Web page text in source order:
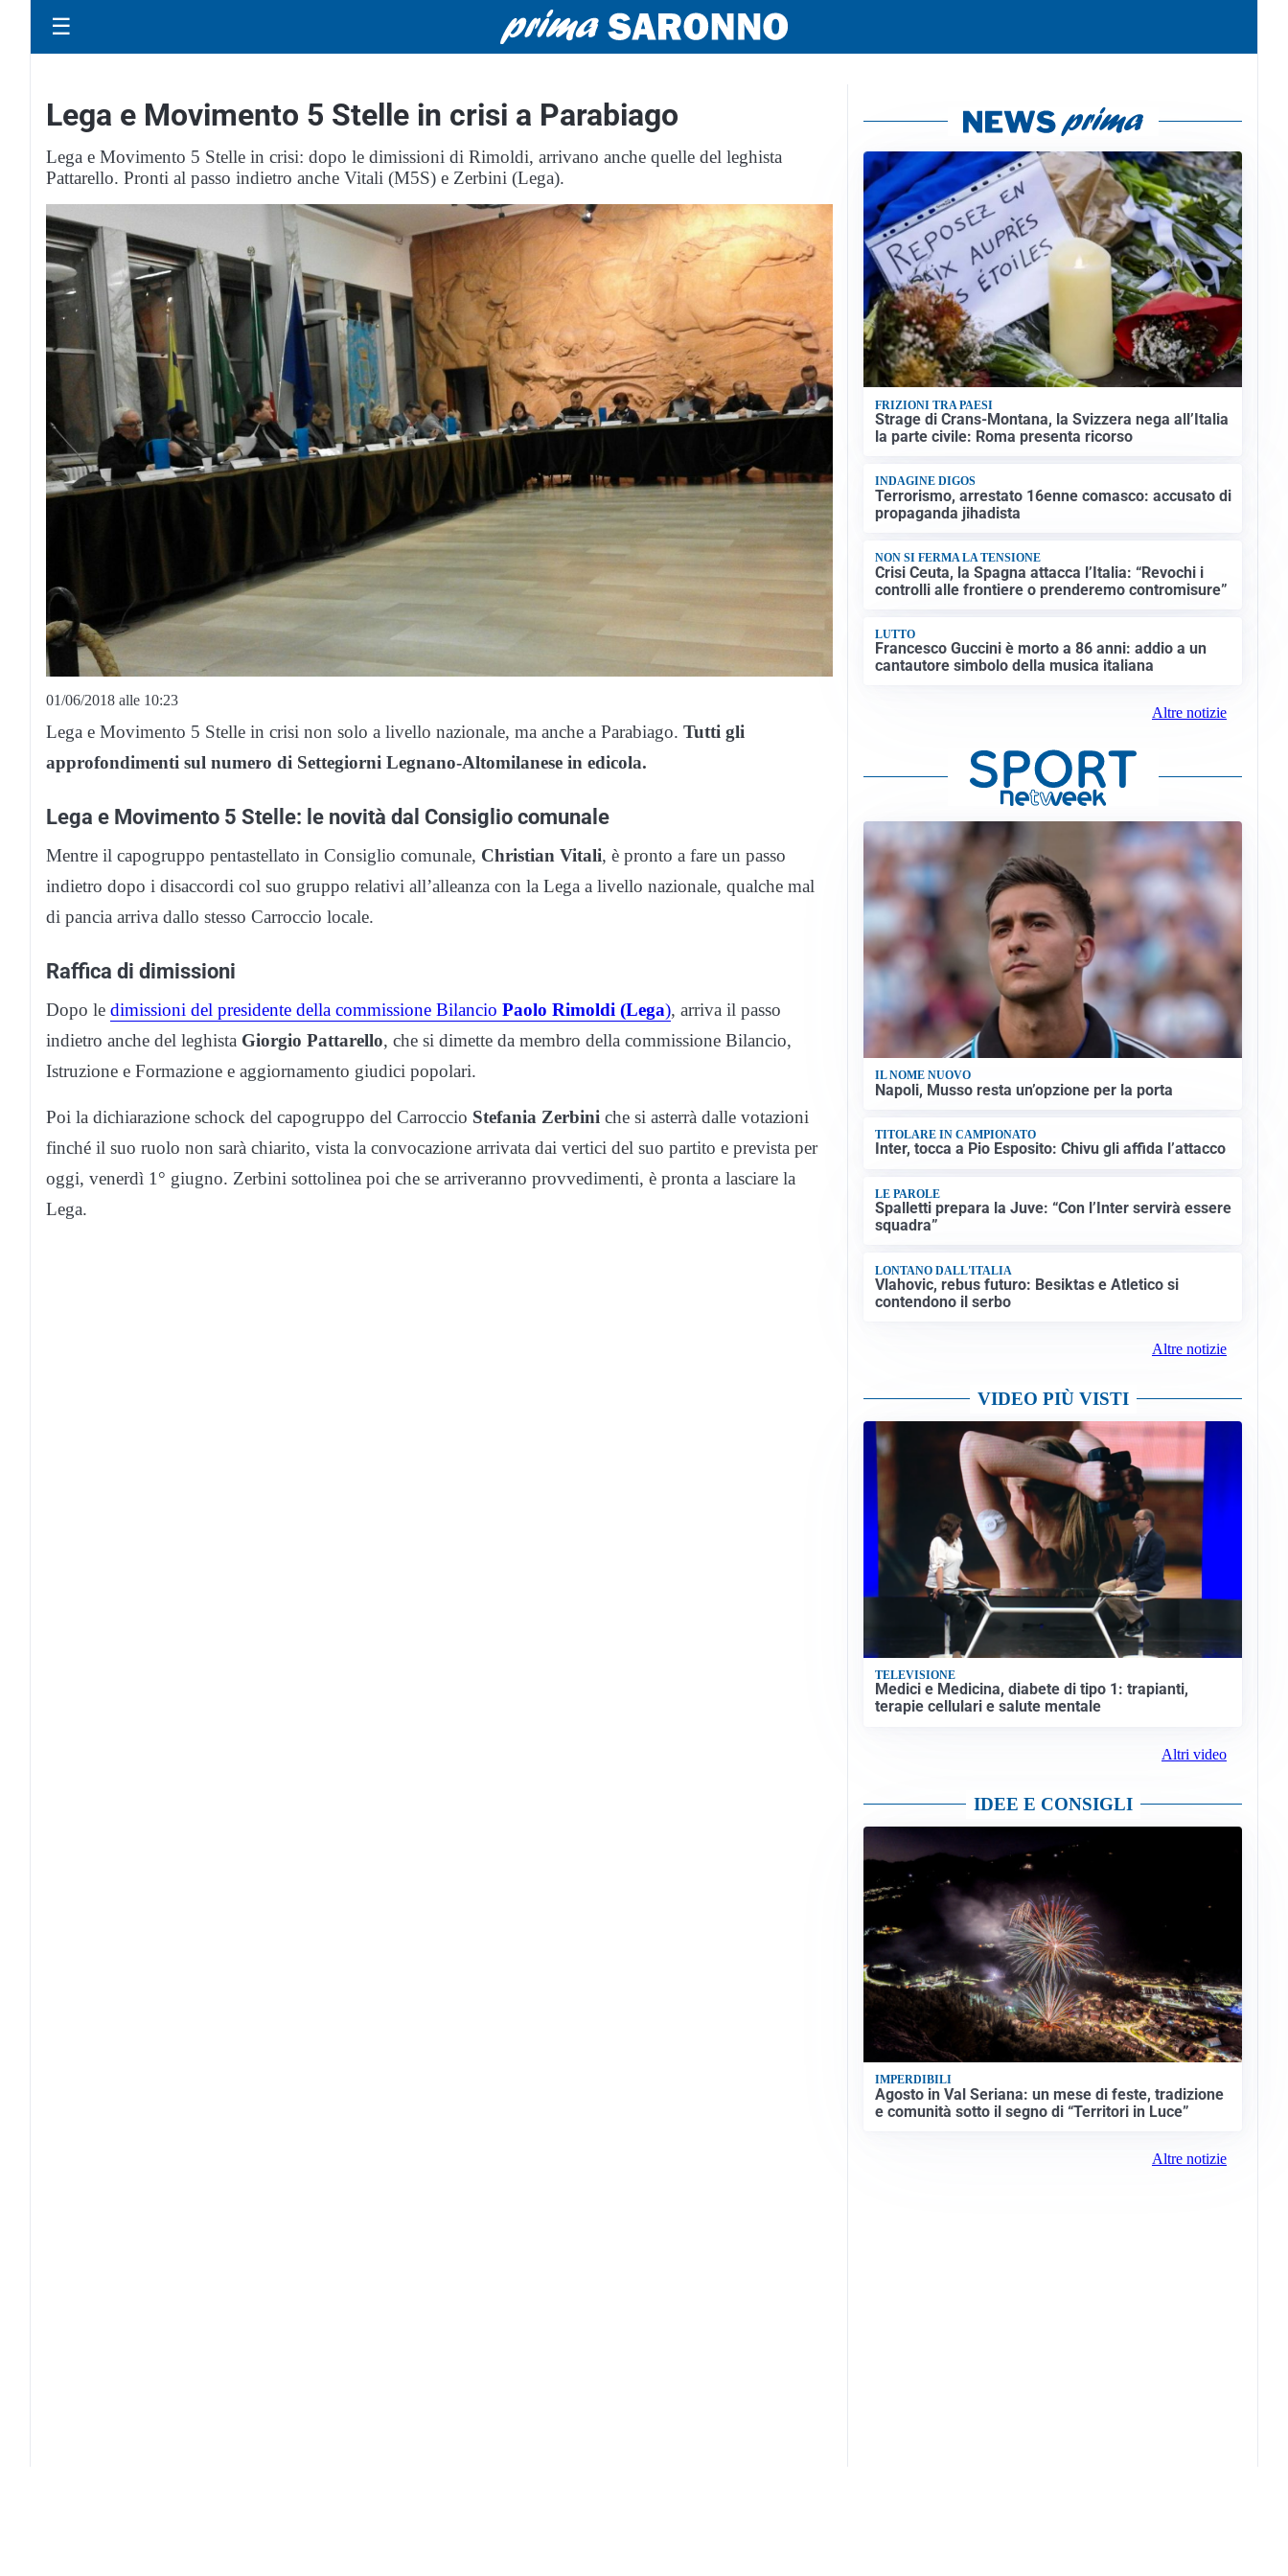
☰
Lega e Movimento 5 Stelle in crisi a Parabiago
Lega e Movimento 5 Stelle in crisi: dopo le dimissioni di Rimoldi, arrivano anche quelle del leghista
Pattarello. Pronti al passo indietro anche Vitali (M5S) e Zerbini (Lega).
01/06/2018 alle 10:23
Lega e Movimento 5 Stelle in crisi non solo a livello nazionale, ma anche a Parabiago. Tutti gli
approfondimenti sul numero di Settegiorni Legnano-Altomilanese in edicola.
Lega e Movimento 5 Stelle: le novità dal Consiglio comunale
Mentre il capogruppo pentastellato in Consiglio comunale, Christian Vitali, è pronto a fare un passo
indietro dopo i disaccordi col suo gruppo relativi all’alleanza con la Lega a livello nazionale, qualche mal
di pancia arriva dallo stesso Carroccio locale.
Raffica di dimissioni
Dopo le dimissioni del presidente della commissione Bilancio Paolo Rimoldi (Lega), arriva il passo
indietro anche del leghista Giorgio Pattarello, che si dimette da membro della commissione Bilancio,
Istruzione e Formazione e aggiornamento giudici popolari.
Poi la dichiarazione schock del capogruppo del Carroccio Stefania Zerbini che si asterrà dalle votazioni
finché il suo ruolo non sarà chiarito, vista la convocazione arrivata dai vertici del suo partito e prevista per
oggi, venerdì 1° giugno. Zerbini sottolinea poi che se arriveranno provvedimenti, è pronta a lasciare la
Lega.
FRIZIONI TRA PAESI
Strage di Crans-Montana, la Svizzera nega all’Italia
la parte civile: Roma presenta ricorso
INDAGINE DIGOS
Terrorismo, arrestato 16enne comasco: accusato di
propaganda jihadista
NON SI FERMA LA TENSIONE
Crisi Ceuta, la Spagna attacca l’Italia: “Revochi i
controlli alle frontiere o prenderemo contromisure”
LUTTO
Francesco Guccini è morto a 86 anni: addio a un
cantautore simbolo della musica italiana
Altre notizie
IL NOME NUOVO
Napoli, Musso resta un’opzione per la porta
TITOLARE IN CAMPIONATO
Inter, tocca a Pio Esposito: Chivu gli affida l’attacco
LE PAROLE
Spalletti prepara la Juve: “Con l’Inter servirà essere
squadra”
LONTANO DALL'ITALIA
Vlahovic, rebus futuro: Besiktas e Atletico si
contendono il serbo
Altre notizie
VIDEO PIÙ VISTI
TELEVISIONE
Medici e Medicina, diabete di tipo 1: trapianti,
terapie cellulari e salute mentale
Altri video
IDEE E CONSIGLI
IMPERDIBILI
Agosto in Val Seriana: un mese di feste, tradizione
e comunità sotto il segno di “Territori in Luce”
Altre notizie